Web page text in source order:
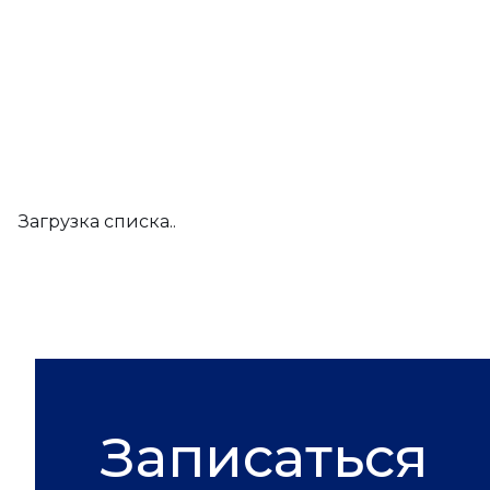
Загрузка списка..
Записаться